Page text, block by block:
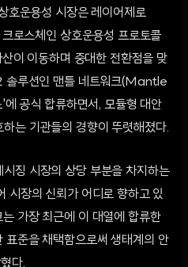
운용성 시장은 레이어제로
로스체인 상호운용성 프로토콜
이 이동하며 중대한 전환점을 맞
솔루션인 맨틀 네트워크(Mantle
공식 합류하면서, 모듈형 대안
는 기관들의 경향이 뚜렷해졌다.
징 시장의 상당 부분을 차지하는
시장의 신뢰가 어디로 향하고 있
가장 최근에 이 대열에 합류한
표준을 채택함으로써 생태계의 안
다.